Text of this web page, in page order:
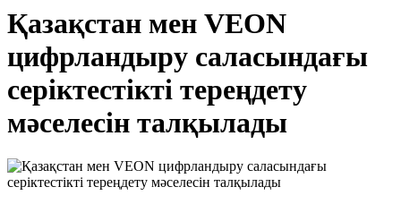
Қазақстан мен VEON
цифрландыру саласындағы
серіктестікті тереңдету
мәселесін талқылады